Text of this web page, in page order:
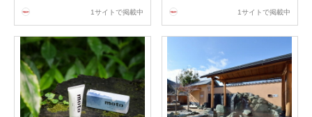
1サイトで掲載中 1サイトで掲載中